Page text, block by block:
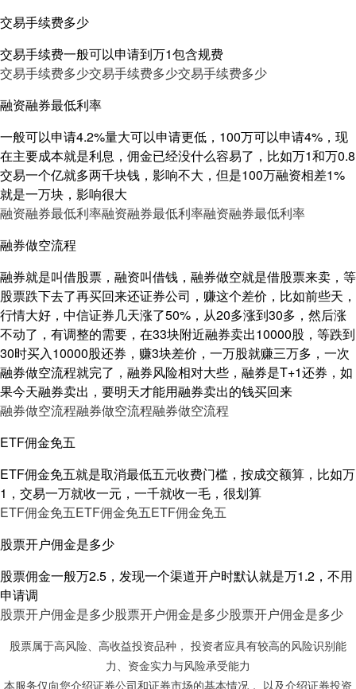
交易手续费多少
交易手续费一般可以申请到万1包含规费
交易手续费多少交易手续费多少交易手续费多少
融资融券最低利率
一般可以申请4.2%量大可以申请更低，100万可以申请4%，现
在主要成本就是利息，佣金已经没什么容易了，比如万1和万0.8
交易一个亿就多两千块钱，影响不大，但是100万融资相差1%
就是一万块，影响很大
融资融券最低利率融资融券最低利率融资融券最低利率
融券做空流程
融券就是叫借股票，融资叫借钱，融券做空就是借股票来卖，等
股票跌下去了再买回来还证券公司，赚这个差价，比如前些天，
行情大好，中信证券几天涨了50%，从20多涨到30多，然后涨
不动了，有调整的需要，在33块附近融券卖出10000股，等跌到
30时买入10000股还券，赚3块差价，一万股就赚三万多，一次
融券做空流程就完了，融券风险相对大些，融券是T+1还券，如
果今天融券卖出，要明天才能用融券卖出的钱买回来
融券做空流程融券做空流程融券做空流程
ETF佣金免五
ETF佣金免五就是取消最低五元收费门槛，按成交额算，比如万
1，交易一万就收一元，一千就收一毛，很划算
ETF佣金免五ETF佣金免五ETF佣金免五
股票开户佣金是多少
股票佣金一般万2.5，发现一个渠道开户时默认就是万1.2，不用
申请调
股票开户佣金是多少股票开户佣金是多少股票开户佣金是多少
股票属于高风险、高收益投资品种， 投资者应具有较高的风险识别能
力、资金实力与风险承受能力
本服务仅向您介绍证券公司和证券市场的基本情况， 以及介绍证券投资